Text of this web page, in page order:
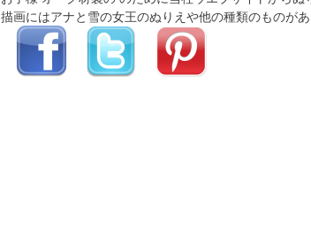
描画にはアナと雪の女王のぬりえや他の種類のものがあ